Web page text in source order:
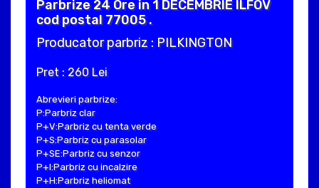
Parbrize 24 Ore in 1 DECEMBRIE ILFOV
cod postal 77005 .
Producator parbriz : PILKINGTON
Pret : 260 Lei
Abrevieri parbrize:
P:Parbriz clar
P+V:Parbriz cu tenta verde
P+S:Parbriz cu parasolar
P+SE:Parbriz cu senzor
P+I:Parbriz cu incalzire
P+H:Parbriz heliomat